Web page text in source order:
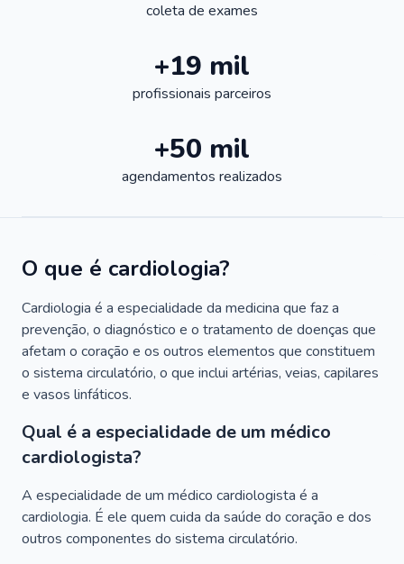
coleta de exames
+19 mil
profissionais parceiros
+50 mil
agendamentos realizados
O que é cardiologia?
Cardiologia é a especialidade da medicina que faz a
prevenção, o diagnóstico e o tratamento de doenças que
afetam o coração e os outros elementos que constituem
o sistema circulatório, o que inclui artérias, veias, capilares
e vasos linfáticos.
Qual é a especialidade de um médico
cardiologista?
A especialidade de um médico cardiologista é a
cardiologia. É ele quem cuida da saúde do coração e dos
outros componentes do sistema circulatório.